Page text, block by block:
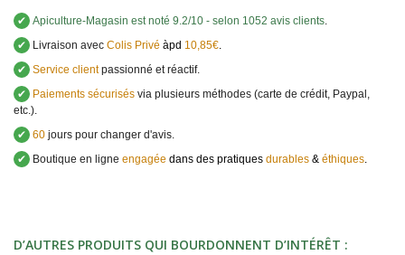
✔ Apiculture-Magasin est noté 9.2/10 - selon 1052 avis clients.
✔
Livraison avec Colis Privé àpd 10,85€.
✔ Service clientpassionné et réactif.
✔
Paiements sécurisés via plusieurs méthodes (carte de crédit, Paypal,
etc.).
✔ 60 jours pour changer d'avis.
✔
Boutique en ligne engagée dans des pratiques durables & éthiques.
D’AUTRES PRODUITS QUI BOURDONNENT D’INTÉRÊT :